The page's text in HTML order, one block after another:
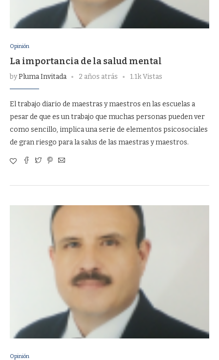
Opinión
La importancia de la salud mental
byPluma Invitada 2 años atrás 1.1k Vistas
El trabajo diario de maestras y maestros en las escuelas a
pesar de que es un trabajo que muchas personas pueden ver
como sencillo, implica una serie de elementos psicosociales
de gran riesgo para la salus de las maestras y maestros.
Opinión